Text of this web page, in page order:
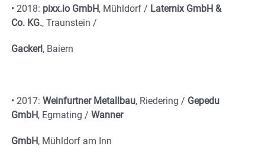
• 2018: pixx.io GmbH, Mühldorf / Laternix GmbH &
Co. KG., Traunstein /
Gackerl , Baiern
• 2017: Weinfurtner Metallbau, Riedering / Gepedu
GmbH, Egmating / Wanner
GmbH, Mühldorf am Inn